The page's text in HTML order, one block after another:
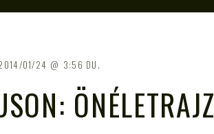
01/24 3:56 DU.
ÖNÉLETRAJZ